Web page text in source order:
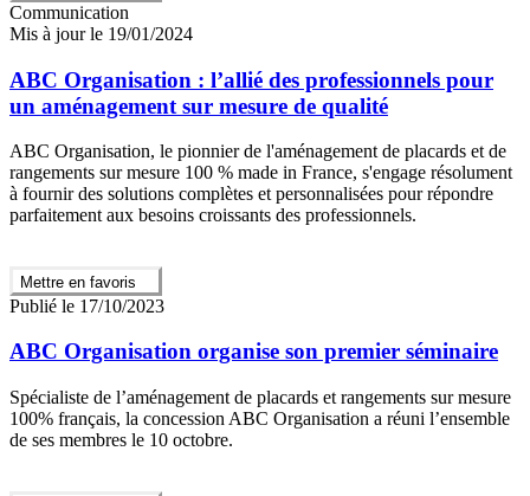
Communication
Mis à jour le 19/01/2024
ABC Organisation : l’allié des professionnels pour
un aménagement sur mesure de qualité
ABC Organisation, le pionnier de l'aménagement de placards et de
rangements sur mesure 100 % made in France, s'engage résolument
à fournir des solutions complètes et personnalisées pour répondre
parfaitement aux besoins croissants des professionnels.
Mettre en favoris
Publié le 17/10/2023
ABC Organisation organise son premier séminaire
Spécialiste de l’aménagement de placards et rangements sur mesure
100% français, la concession ABC Organisation a réuni l’ensemble
de ses membres le 10 octobre.